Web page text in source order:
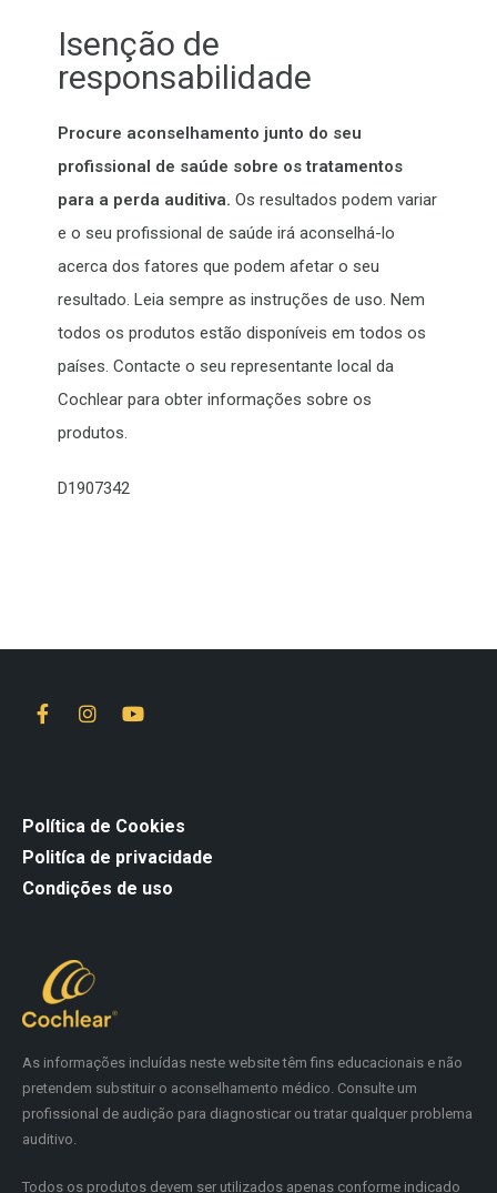
Isenção de
responsabilidade
Procure aconselhamento junto do seu
profissional de saúde sobre os tratamentos
para a perda auditiva. Os resultados podem variar
e o seu profissional de saúde irá aconselhá-lo
acerca dos fatores que podem afetar o seu
resultado. Leia sempre as instruções de uso. Nem
todos os produtos estão disponíveis em todos os
países. Contacte o seu representante local da
Cochlear para obter informações sobre os
produtos.
D1907342
As informações incluídas neste website têm fins educacionais e não
pretendem substituir o aconselhamento médico. Consulte um
profissional de audição para diagnosticar ou tratar qualquer problema
auditivo.
Todos os produtos devem ser utilizados apenas conforme indicado
Política de Cookies
Politíca de privacidade
Condições de uso